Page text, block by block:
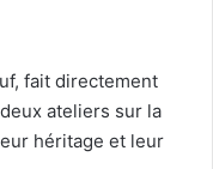
fait directement
ateliers sur la
héritage et leur